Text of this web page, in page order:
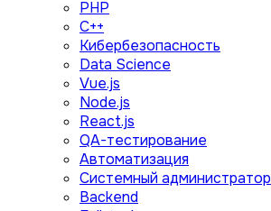
PHP
C++
Кибербезопасность
Data Science
Vue.js
Node.js
React.js
QA-тестирование
Автоматизация
Системный администратор
Backend